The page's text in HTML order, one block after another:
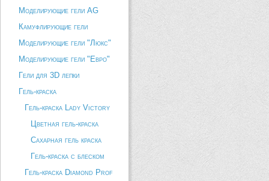
Моделирующие гели AG
Камуфлирующие гели
Моделирующие гели "Люкс"
Моделирующие гели "Евро"
Гели для 3D лепки
Гель-краска
Гель-краска Lady Victory
Цветная гель-краска
Сахарная гель краска
Гель-краска с блеском
Гель-краска Diamond Prof